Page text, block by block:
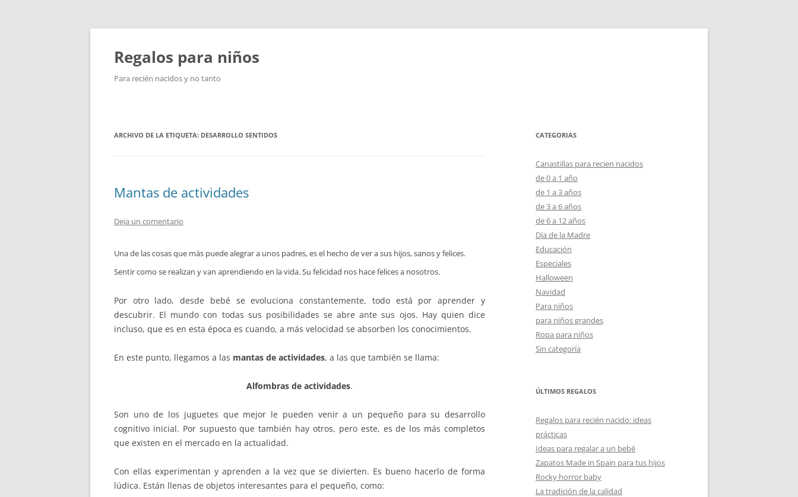
Saltar
contenido
Regalos para niños
Para recién nacidos y no tanto
ARCHIVO DE LA ETIQUETA: DESARROLLO SENTIDOS
Mantas de actividades
Deja un comentario
Una de las cosas que más puede alegrar a unos padres, es el hecho de ver a sus hijos, sanos y felices.
Sentir como se realizan y van aprendiendo en la vida. Su felicidad nos hace felices a nosotros.
Por otro lado, desde bebé se evoluciona constantemente, todo está por aprender y
descubrir. El mundo con todas sus posibilidades se abre ante sus ojos. Hay quien dice
incluso, que es en esta época es cuando, a más velocidad se absorben los conocimientos.
En este punto, llegamos a las mantas de actividades, a las que también se llama:
Alfombras de actividades.
Son uno de los juguetes que mejor le pueden venir a un pequeño para su desarrollo
cognitivo inicial. Por supuesto que también hay otros, pero este, es de los más completos
que existen en el mercado en la actualidad.
Con ellas experimentan y aprenden a la vez que se divierten. Es bueno hacerlo de forma
lúdica. Están llenas de objetos interesantes para el pequeño, como:
CATEGORIAS
Canastillas para recien nacidos
de 0 a 1 año
de 1 a 3 años
de 3 a 6 años
de 6 a 12 años
Día de la Madre
Educación
Especiales
Halloween
Navidad
Para niños
para niños grandes
Ropa para niños
Sin categoría
ÚLTIMOS REGALOS
Regalos para recién nacido: ideas
prácticas
Ideas para regalar a un bebé
Zapatos Made in Spain para tus hijos
Rocky horror baby
La tradición de la calidad